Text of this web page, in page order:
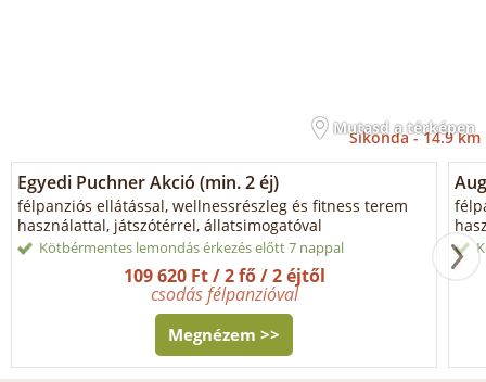
Mutasd a térképen
Sikonda -14.9 km
Egyedi Puchner Akció (min. 2 éj)
félpanziós ellátással, wellnessrészleg és fitness terem
használattal, játszótérrel, állatsimogatóval
Kötbérmentes lemondás érkezés előtt 7 nappal
109 620 Ft / 2 fő / 2 éjtől
csodás félpanzióval
Megnézem >>